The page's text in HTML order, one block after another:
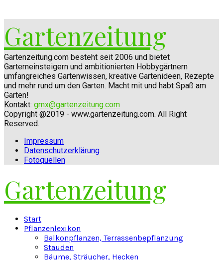
Gartenzeitung
Gartenzeitung.com besteht seit 2006 und bietet
Garterneinsteigern und ambitionierten Hobbygärtnern
umfangreiches Gartenwissen, kreative Gartenideen, Rezepte
und mehr rund um den Garten. Macht mit und habt Spaß am
Garten!
Kontakt: gmx@gartenzeitung.com
Copyright @2019 - www.gartenzeitung.com. All Right
Reserved.
Impressum
Datenschutzerklärung
Fotoquellen
Gartenzeitung
Start
Pflanzenlexikon
Balkonpflanzen, Terrassenbepflanzung
Stauden
Bäume, Sträucher, Hecken